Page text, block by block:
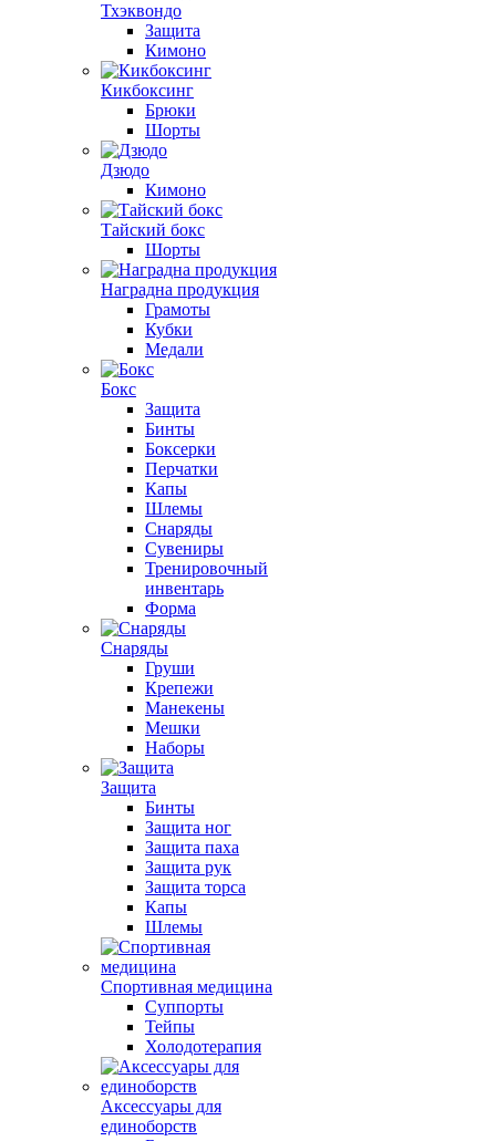
Тхэквондо
Защита
Кимоно
Кикбоксинг
Брюки
Шорты
Дзюдо
Кимоно
Тайский бокс
Шорты
Наградна продукция
Грамоты
Кубки
Медали
Бокс
Защита
Бинты
Боксерки
Перчатки
Капы
Шлемы
Снаряды
Сувениры
Тренировочный
инвентарь
Форма
Снаряды
Груши
Крепежи
Манекены
Мешки
Наборы
Защита
Бинты
Защита ног
Защита паха
Защита рук
Защита торса
Капы
Шлемы
Спортивная медицина
Суппорты
Тейпы
Холодотерапия
Аксессуары для
единоборств